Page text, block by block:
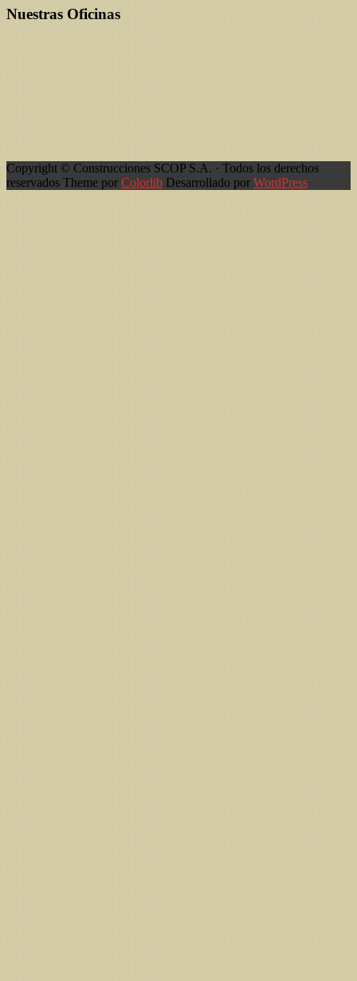
Nuestras Oficinas
Copyright © Construcciones SCOP S.A. · Todos los derechos
reservados Theme por Colorlib Desarrollado por WordPress